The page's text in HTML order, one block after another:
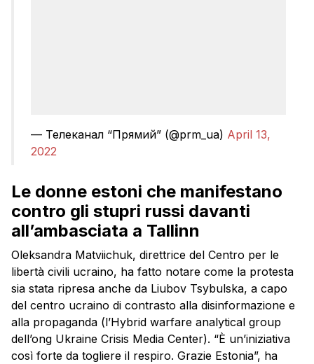
— Телеканал “Прямий” (@prm_ua) April 13,
2022
Le donne estoni che manifestano
contro gli stupri russi davanti
all’ambasciata a Tallinn
Oleksandra Matviichuk, direttrice del Centro per le
libertà civili ucraino, ha fatto notare come la protesta
sia stata ripresa anche da Liubov Tsybulska, a capo
del centro ucraino di contrasto alla disinformazione e
alla propaganda (l’Hybrid warfare analytical group
dell’ong Ukraine Crisis Media Center). “È un’iniziativa
così forte da togliere il respiro. Grazie Estonia”, ha